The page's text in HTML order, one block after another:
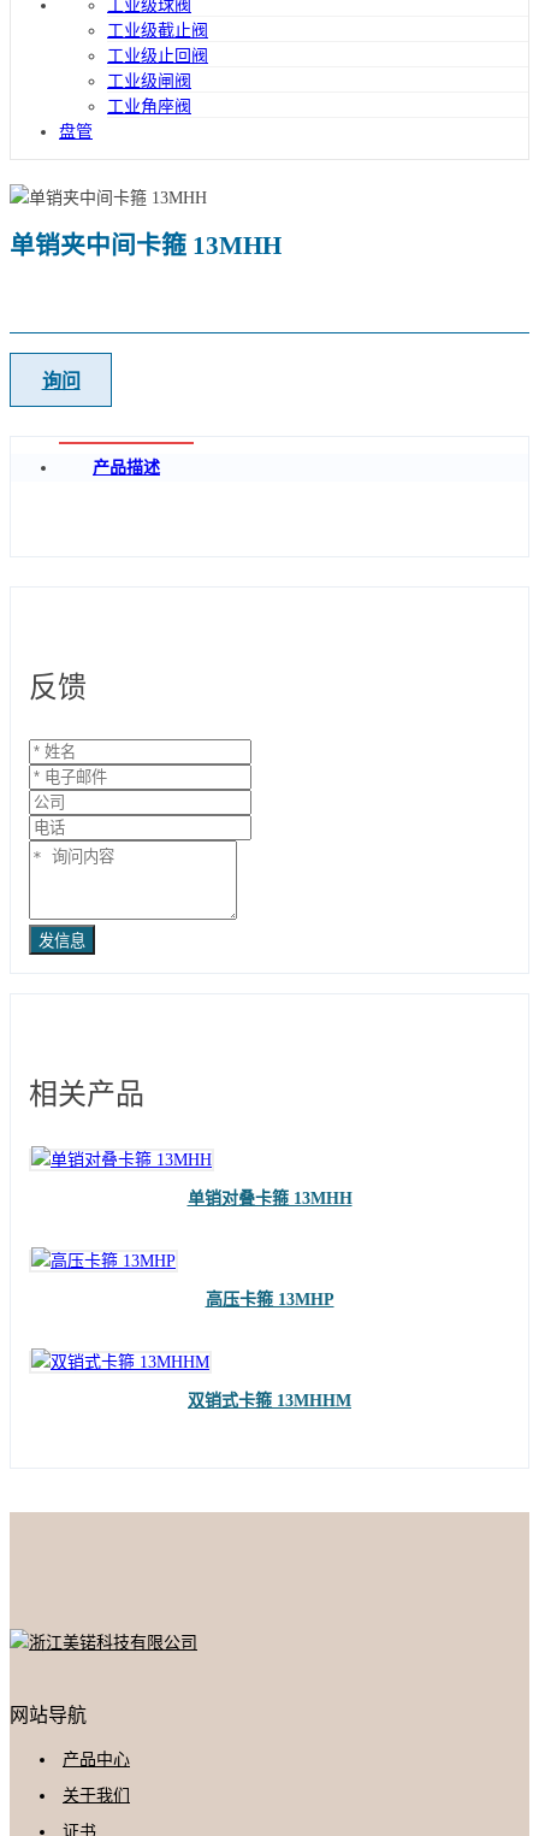
工业级球阀
工业级截止阀
工业级止回阀
工业级闸阀
工业角座阀
盘管
单销夹中间卡箍 13MHH
询问
产品描述
反馈
发信息
相关产品
单销对叠卡箍 13MHH
高压卡箍 13MHP
双销式卡箍 13MHHM
网站导航
产品中心
关于我们
证书